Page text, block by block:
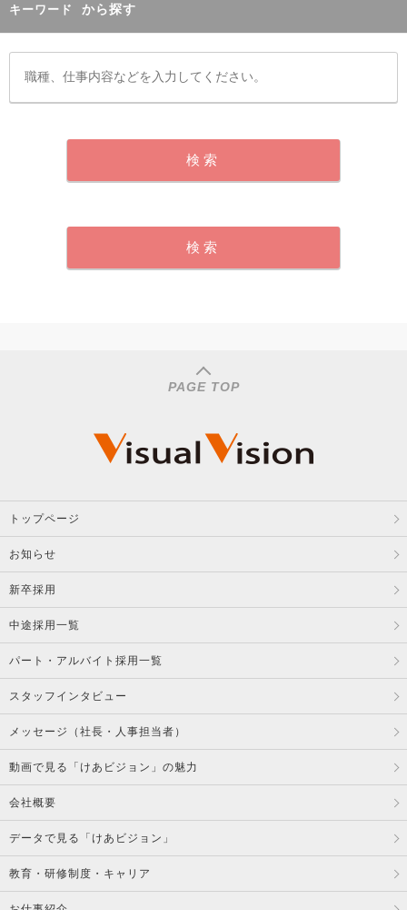
キーワード から探す
PAGE TOP
トップページ
お知らせ
新卒採用
中途採用一覧
パート・アルバイト採用一覧
スタッフインタビュー
メッセージ（社長・人事担当者）
動画で見る「けあビジョン」の魅力
会社概要
データで見る「けあビジョン」
教育・研修制度・キャリア